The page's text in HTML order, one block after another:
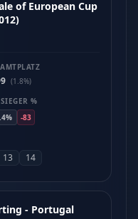
of European Cup
(1.8%)
%
-83
13 14
- Portugal